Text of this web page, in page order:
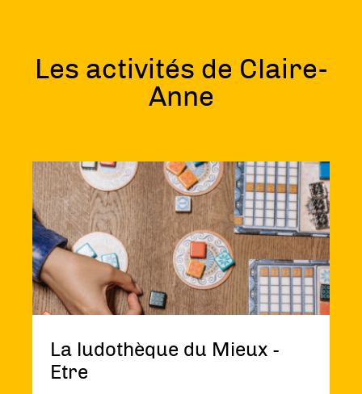
Les activités de Claire-
Anne
Voir
La
ludothèque
du
Mieux
-
Etre
La ludothèque du Mieux -
Etre